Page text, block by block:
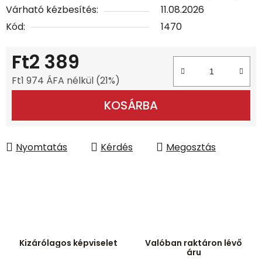
Várható kézbesítés:
11.08.2026
Kód:
1470
Ft2 389
Ft1 974 ÁFA nélkül (21%)
KOSÁRBA
Nyomtatás Kérdés Megosztás
Kizárólagos képviselet
Valóban raktáron lévő
áru